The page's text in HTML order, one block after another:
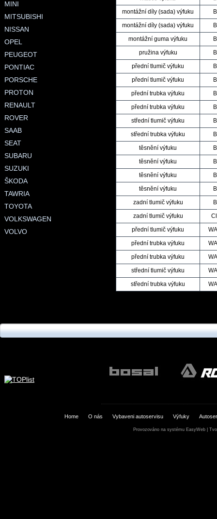
montážní díly (sada) výfuku
montážní díly (sada) výfuku
montážní guma výfuku
pružina výfuku
přední tlumič výfuku
přední tlumič výfuku
přední trubka výfuku
přední trubka výfuku
střední tlumič výfuku
střední trubka výfuku
těsnění výfuku
těsnění výfuku
těsnění výfuku
těsnění výfuku
zadní tlumič výfuku
zadní tlumič výfuku
přední tlumič výfuku
přední trubka výfuku
přední trubka výfuku
střední tlumič výfuku
střední trubka výfuku
MINI
MITSUBISHI
NISSAN
OPEL
PEUGEOT
PONTIAC
PORSCHE
PROTON
RENAULT
ROVER
SAAB
SEAT
SUBARU
SUZUKI
ŠKODA
TAWRIA
TOYOTA
VOLKSWAGEN
VOLVO
Home O nás Vybaveni autoservisu Výfuky
Provozováno na systému EasyWeb|